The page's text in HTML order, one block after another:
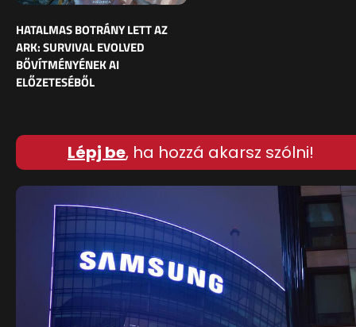
HATALMAS BOTRÁNY LETT AZ
ARK: SURVIVAL EVOLVED
BŐVÍTMÉNYÉNEK AI
ELŐZETESÉBŐL
Lépj be, ha hozzá akarsz szólni!